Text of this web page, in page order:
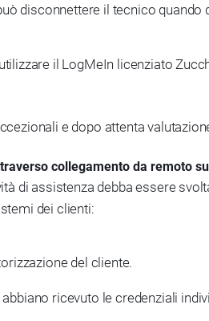
disconnettere il tecnico quando
il LogMeIn licenziato
e dopo attenta
collegamento da remoto
di assistenza debba essere
dei clienti:
del cliente.
ricevuto le credenziali